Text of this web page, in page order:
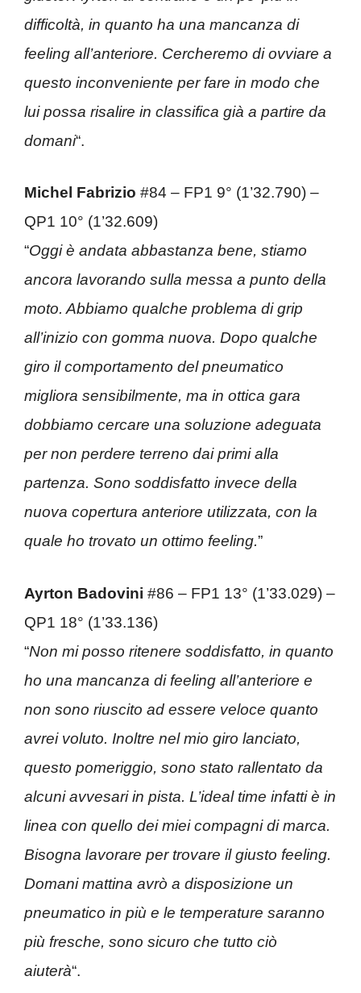
difficoltà, in quanto ha una mancanza di
feeling all’anteriore. Cercheremo di ovviare a
questo inconveniente per fare in modo che
lui possa risalire in classifica già a partire da
domani“.
Michel Fabrizio #84 – FP1 9° (1’32.790) –
QP1 10° (1’32.609)
“Oggi è andata abbastanza bene, stiamo
ancora lavorando sulla messa a punto della
moto. Abbiamo qualche problema di grip
all’inizio con gomma nuova. Dopo qualche
giro il comportamento del pneumatico
migliora sensibilmente, ma in ottica gara
dobbiamo cercare una soluzione adeguata
per non perdere terreno dai primi alla
partenza. Sono soddisfatto invece della
nuova copertura anteriore utilizzata, con la
quale ho trovato un ottimo feeling.”
Ayrton Badovini #86 – FP1 13° (1’33.029) –
QP1 18° (1’33.136)
“Non mi posso ritenere soddisfatto, in quanto
ho una mancanza di feeling all’anteriore e
non sono riuscito ad essere veloce quanto
avrei voluto. Inoltre nel mio giro lanciato,
questo pomeriggio, sono stato rallentato da
alcuni avvesari in pista. L’ideal time infatti è in
linea con quello dei miei compagni di marca.
Bisogna lavorare per trovare il giusto feeling.
Domani mattina avrò a disposizione un
pneumatico in più e le temperature saranno
più fresche, sono sicuro che tutto ciò
aiuterà“.